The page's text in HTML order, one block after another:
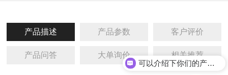
产品描述 产品参数 客户评价
产品问答 大单询价 相关推荐
可以介绍下你们的产品么